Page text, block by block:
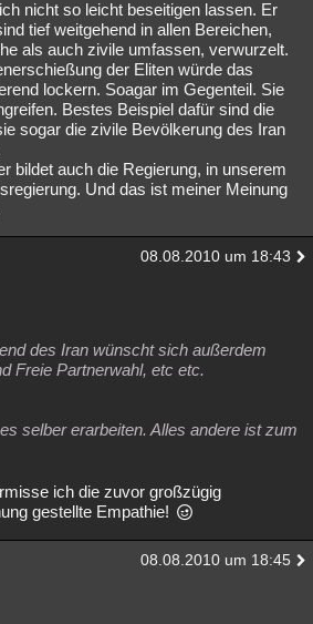
nicht so leicht beseitigen lassen. Er
tief weitgehend in allen Bereichen,
als auch zivile umfassen, verwurzelt.
der Eliten würde das
lockern. Soagar im Gegenteil. Sie
Bestes Beispiel dafür sind die
sogar die zivile Bevölkerung des Iran
bildet auch die Regierung, in unserem
Und das ist meiner Meinung
08.08.2010 um 18:43
des Iran wünscht sich außerdem
Freie Partnerwahl, etc etc.
selber erarbeiten. Alles andere ist zum
ich die zuvor großzügig
gestellte Empathie!
08.08.2010 um 18:45